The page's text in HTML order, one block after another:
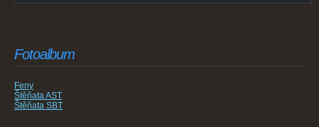
Fotoalbum
Feny
Štěňata AST
Štěňata SBT